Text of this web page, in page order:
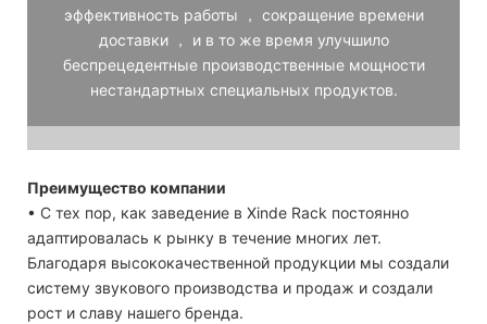
эффективность работы ， сокращение времени
доставки ， и в то же время улучшило
беспрецедентные производственные мощности
нестандартных специальных продуктов.
Преимущество компании
• С тех пор, как заведение в Xinde Rack постоянно
адаптировалась к рынку в течение многих лет.
Благодаря высококачественной продукции мы создали
систему звукового производства и продаж и создали
рост и славу нашего бренда.